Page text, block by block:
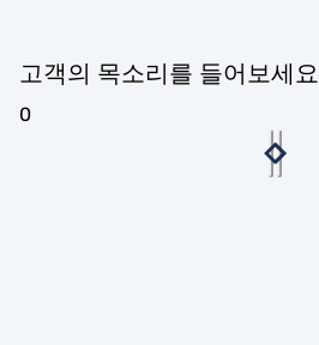
고객의 목소리를 들어보세요
0